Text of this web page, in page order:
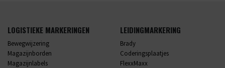
LOGISTIEKE MARKERINGEN
Bewegwijzering
Magazijnborden
Magazijnlabels
LEIDINGMARKERING
Brady
Coderingsplaatjes
FlexxMaxx